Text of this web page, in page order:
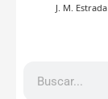
J. M.